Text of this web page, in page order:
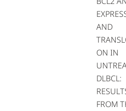
AND
ON IN
DLBCL:
FROM